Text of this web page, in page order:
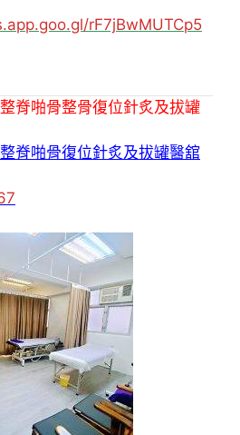
rF7jBwMUTCp5
脊啪骨整骨復位針炙及拔罐
脊啪骨復位針炙及拔罐醫舘